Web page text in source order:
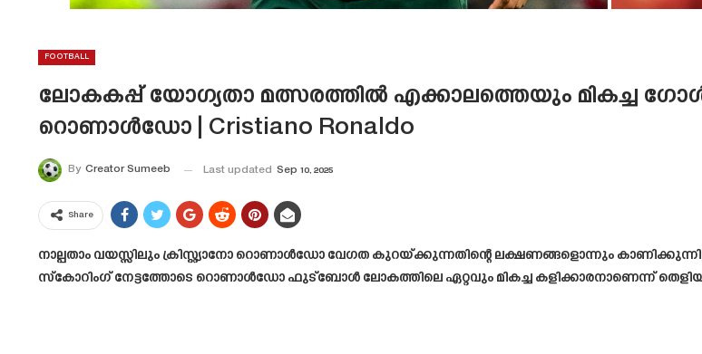
FOOTBALL
ലോകകപ്പ് യോഗ്യതാ മത്സരത്തിൽ എക്കാലത്തെയും മികച്ച ഗോൾ
റൊണാൾഡോ | Cristiano Ronaldo
By Creator Sumeeb Last updated Sep 10, 2025
Share
നാല്പതാം വയസ്സിലും ക്രിസ്റ്റ്യാനോ റൊണാൾഡോ വേഗത കുറയ്ക്കുന്നതിന്റെ ലക്ഷണങ്ങളൊന്നും
സ്കോറിംഗ് നേട്ടത്തോടെ റൊണാൾഡോ ഫുട്ബോൾ ലോകത്തിലെ ഏറ്റവും മികച്ച കളിക്കാരനാണെന്ന്